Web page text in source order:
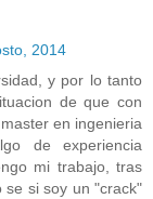
2014
y por lo tanto
de que con
en ingenieria
de experiencia
mi trabajo, tras
se si soy un "crack"